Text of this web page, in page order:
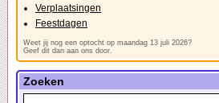
Verplaatsingen
Feestdagen
Weet jij nog een optocht op maandag 13 juli 2026?
Geef dit dan aan ons door.
Zoeken